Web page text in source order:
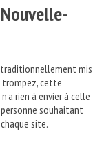
traditionnellement mis
trompez, cette
rien à envier à celle
souhaitant
site.